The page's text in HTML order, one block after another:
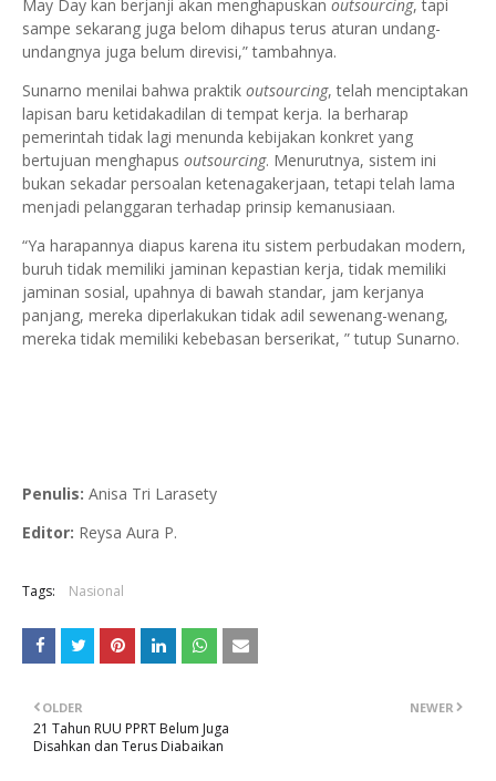
May Day kan berjanji akan menghapuskan outsourcing, tapi
sampe sekarang juga belom dihapus terus aturan undang-
undangnya juga belum direvisi,” tambahnya.
Sunarno menilai bahwa praktik outsourcing, telah menciptakan
lapisan baru ketidakadilan di tempat kerja. Ia berharap
pemerintah tidak lagi menunda kebijakan konkret yang
bertujuan menghapus outsourcing. Menurutnya, sistem ini
bukan sekadar persoalan ketenagakerjaan, tetapi telah lama
menjadi pelanggaran terhadap prinsip kemanusiaan.
“Ya harapannya diapus karena itu sistem perbudakan modern,
buruh tidak memiliki jaminan kepastian kerja, tidak memiliki
jaminan sosial, upahnya di bawah standar, jam kerjanya
panjang, mereka diperlakukan tidak adil sewenang-wenang,
mereka tidak memiliki kebebasan berserikat, ” tutup Sunarno.
Penulis: Anisa Tri Larasety
Editor: Reysa Aura P.
Tags: Nasional
NEWER
OLDER
21 Tahun RUU PPRT Belum Juga
Disahkan dan Terus Diabaikan